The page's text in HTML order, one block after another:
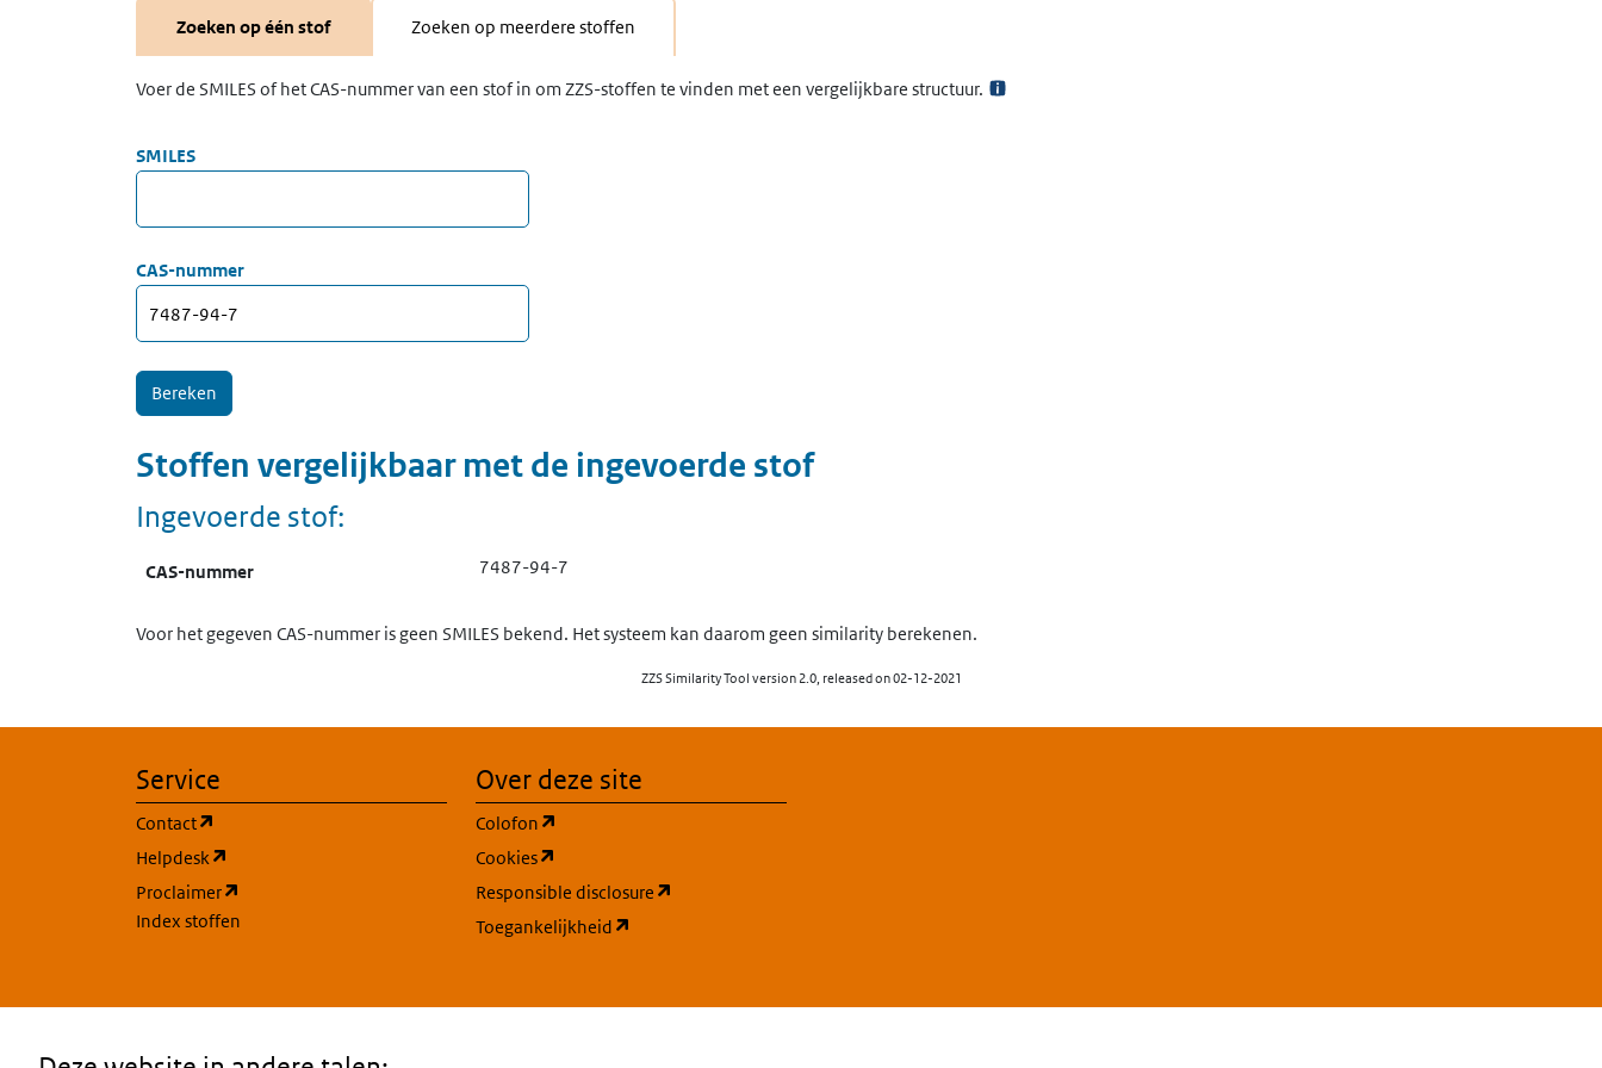
Zoeken op één stof Zoeken op meerdere stoffen
Voer de SMILES of het CAS-nummer van een stof in om ZZS-stoffen te vinden met een vergelijkbare structuur.
SMILES
CAS-nummer
Stoffen vergelijkbaar met de ingevoerde stof
Ingevoerde stof:
CAS-nummer 7487-94-7
Voor het gegeven CAS-nummer is geen SMILES bekend. Het systeem kan daarom geen similarity berekenen.
ZZS Similarity Tool version 2.0, released on 02-12-2021
Service
Contact
Helpdesk
Proclaimer
Index stoffen
Over deze site
Colofon
Cookies
Responsible disclosure
Toegankelijkheid